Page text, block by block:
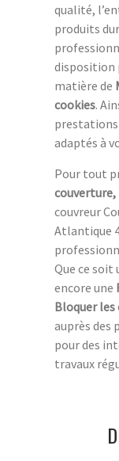
qualité,
produits
disposition
matière de
cookies.
prestations
adaptés à
Pour tout
couvreur
Atlantique
Que ce soit
encore une
Bloquer les
auprès des
pour des
travaux